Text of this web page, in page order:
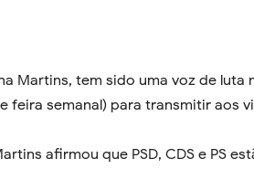
Martins, tem sido uma voz de luta
feira semanal) para transmitir aos
afirmou que PSD, CDS e PS